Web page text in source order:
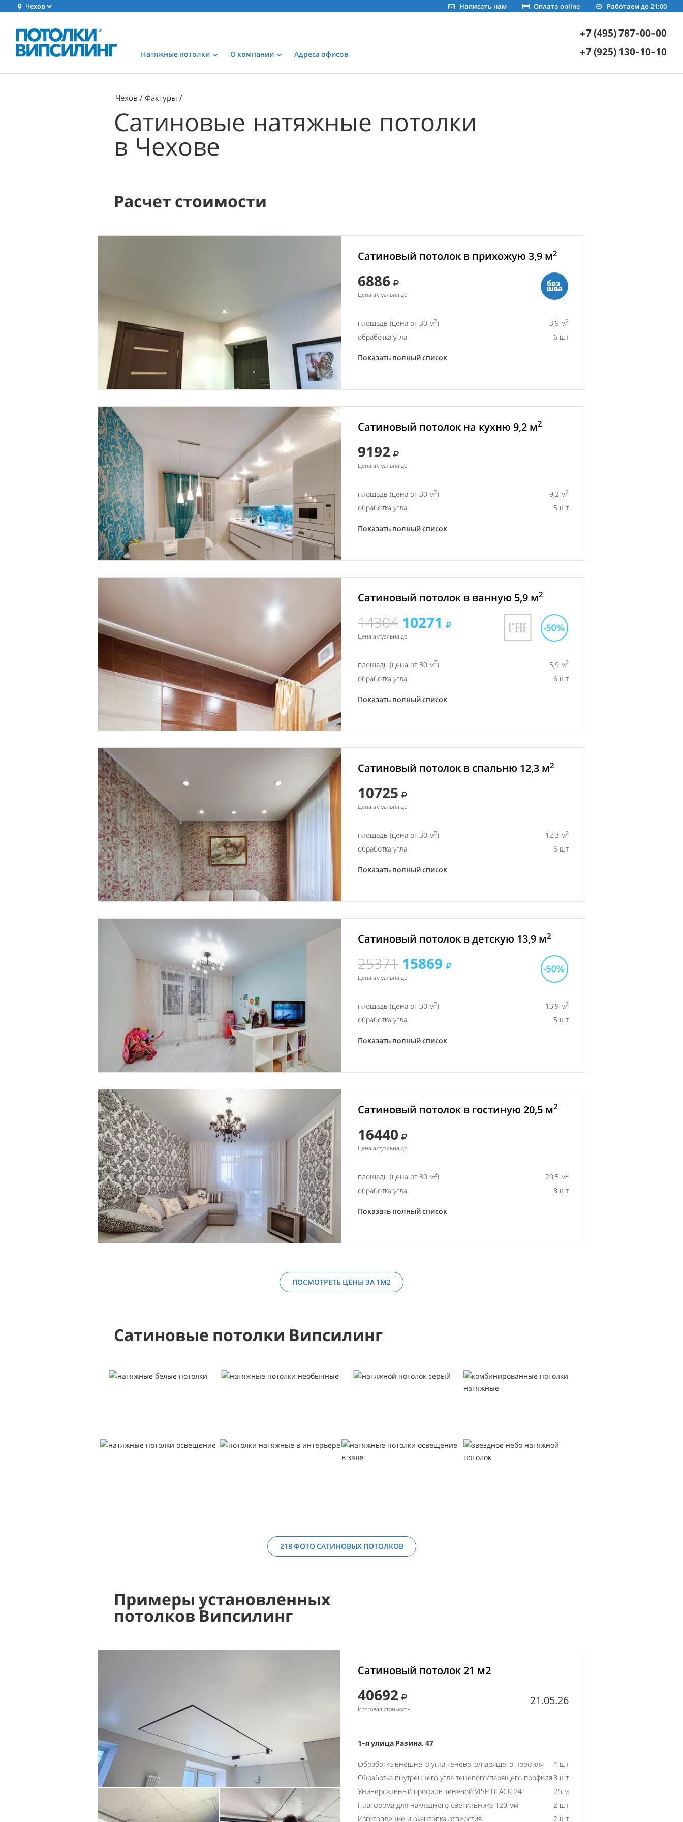
Чехов Работаем до 21:00
Оплата online
Написать нам
Натяжные потолки О компании Адреса офисов
+7 (495) 787-00-00
+7 (925) 130-10-10
Чехов Фактуры
Сатиновые натяжные потолки
в Чехове
Расчет стоимости
Сатиновый потолок в прихожую 3,9 м2
6886
Цена актуальна до
площадь (цена от 30 м2) 3,9 м2
обработка угла 6 шт
Показать полный список
Сатиновый потолок на кухню 9,2 м2
9192
Цена актуальна до
площадь (цена от 30 м2) 9,2 м2
обработка угла 5 шт
Показать полный список
Сатиновый потолок в ванную 5,9 м2
14304 10271
Цена актуальна до
площадь (цена от 30 м2) 5,9 м2
обработка угла 6 шт
Показать полный список
Сатиновый потолок в спальню 12,3 м2
10725
Цена актуальна до
площадь (цена от 30 м2) 12,3 м2
обработка угла 6 шт
Показать полный список
Сатиновый потолок в детскую 13,9 м2
25371 15869
Цена актуальна до
площадь (цена от 30 м2) 13,9 м2
обработка угла 5 шт
Показать полный список
Сатиновый потолок в гостиную 20,5 м2
16440
Цена актуальна до
площадь (цена от 30 м2) 20,5 м2
обработка угла 8 шт
Показать полный список
ПОСМОТРЕТЬ ЦЕНЫ ЗА 1М2
Сатиновые потолки Випсилинг
218 ФОТО САТИНОВЫХ ПОТОЛКОВ
Примеры установленных
потолков Випсилинг
Сатиновый потолок 21 м2
40692
Итоговая стоимость
21.05.26
1-я улица Разина, 47
Обработка внешнего угла теневого/парящего профиля
4 шт
Обработка внутреннего угла теневого/парящего профиля8 шт
Универсальный профиль теневой VISP BLACK 241
25 м
Платформа для накладного светильника 120 мм
2 шт
Изготовление и окантовка отверстия
2 шт